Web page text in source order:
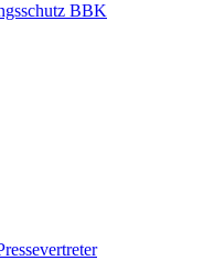
BBK